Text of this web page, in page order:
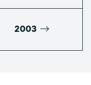
2003